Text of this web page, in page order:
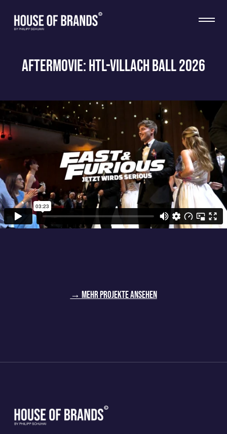
Aftermovie: HTL-VILLACH Ball 2026
→ Mehr Projekte ansehen